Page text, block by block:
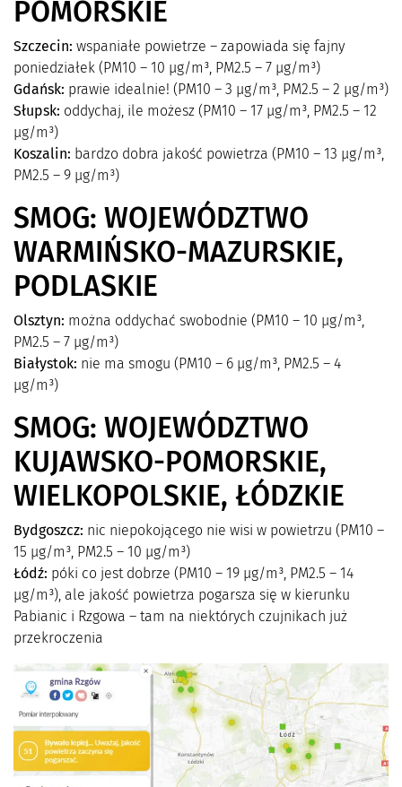
POMORSKIE
Szczecin: wspaniałe powietrze – zapowiada się fajny
poniedziałek (PM10 – 10 µg/m³, PM2.5 – 7 µg/m³)
Gdańsk: prawie idealnie! (PM10 – 3 µg/m³, PM2.5 – 2 µg/m³)
Słupsk: oddychaj, ile możesz (PM10 – 17 µg/m³, PM2.5 – 12
µg/m³)
Koszalin: bardzo dobra jakość powietrza (PM10 – 13 µg/m³,
PM2.5 – 9 µg/m³)
SMOG: WOJEWÓDZTWO
WARMIŃSKO-MAZURSKIE,
PODLASKIE
Olsztyn: można oddychać swobodnie (PM10 – 10 µg/m³,
PM2.5 – 7 µg/m³)
Białystok: nie ma smogu (PM10 – 6 µg/m³, PM2.5 – 4
µg/m³)
SMOG: WOJEWÓDZTWO
KUJAWSKO-POMORSKIE,
WIELKOPOLSKIE, ŁÓDZKIE
Bydgoszcz: nic niepokojącego nie wisi w powietrzu (PM10 –
15 µg/m³, PM2.5 – 10 µg/m³)
Łódź: póki co jest dobrze (PM10 – 19 µg/m³, PM2.5 – 14
µg/m³), ale jakość powietrza pogarsza się w kierunku
Pabianic i Rzgowa – tam na niektórych czujnikach już
przekroczenia